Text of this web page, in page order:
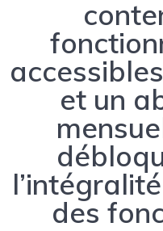
et un
des